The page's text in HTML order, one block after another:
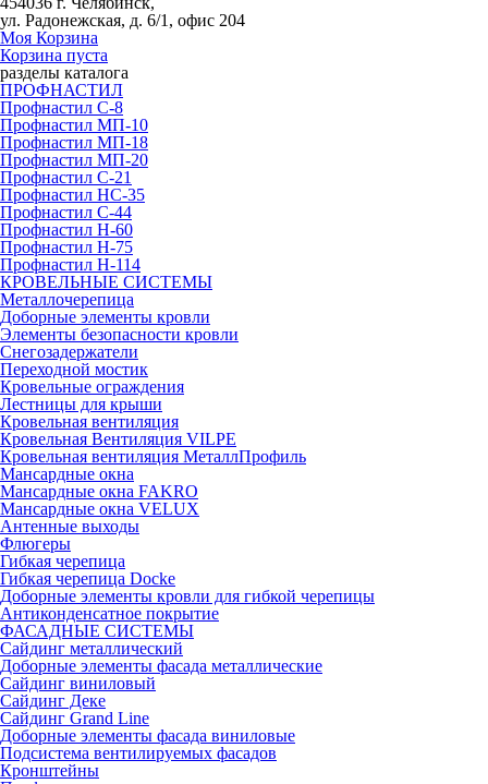
ул. Радонежская, д. 6/1, офис 204
Моя Корзина
Корзина пуста
разделы каталога
ПРОФНАСТИЛ
Профнастил С-8
Профнастил МП-10
Профнастил МП-18
Профнастил МП-20
Профнастил С-21
Профнастил НС-35
Профнастил С-44
Профнастил Н-60
Профнастил Н-75
Профнастил Н-114
КРОВЕЛЬНЫЕ СИСТЕМЫ
Металлочерепица
Доборные элементы кровли
Элементы безопасности кровли
Снегозадержатели
Переходной мостик
Кровельные ограждения
Лестницы для крыши
Кровельная вентиляция
Кровельная Вентиляция VILPE
Кровельная вентиляция МеталлПрофиль
Мансардные окна
Мансардные окна FAKRO
Мансардные окна VELUX
Антенные выходы
Флюгеры
Гибкая черепица
Гибкая черепица Docke
Доборные элементы кровли для гибкой черепицы
Антиконденсатное покрытие
ФАСАДНЫЕ СИСТЕМЫ
Сайдинг металлический
Доборные элементы фасада металлические
Сайдинг виниловый
Сайдинг Деке
Сайдинг Grand Line
Доборные элементы фасада виниловые
Подсистема вентилируемых фасадов
Кронштейны